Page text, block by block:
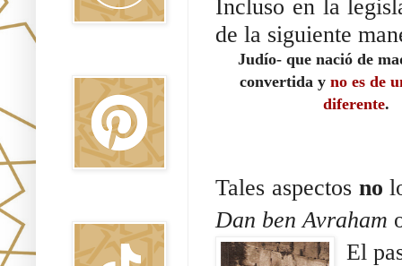
Incluso en la
de la siguiente
Judío- que nació de
convertida y no es de
diferente.
Tales aspectos no
Dan ben Avraham
El